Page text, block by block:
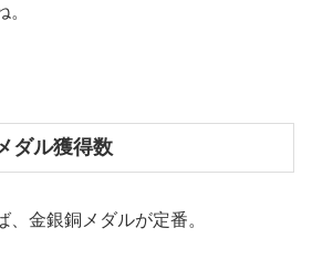
ダル獲得数
、金銀銅メダルが定番。